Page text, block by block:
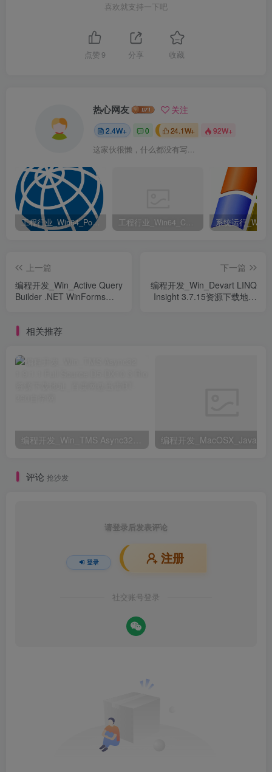
喜欢就支持一下吧
点赞 9 分享 收藏
热心网友 关注
2.4W+ 0 24.1W+ 92W+
这家伙很懒，什么都没有写...
工程行业_Win64_PointWise 18.6 R2 x64资源下载地址_百度网盘迅雷BT 工程行业_Win64_Cadence Fidelity Pointwise 2024.1 x64资源下载地址_百度网盘迅雷BT
上一篇
编程开发_Win_Active Query
Builder .NET WinForms
下一篇
编程开发_Win_Devart LINQ
Insight 3.7.15资源下载地址
相关推荐
评论 抢沙发
请登录后发表评论
登录 注册
社交账号登录